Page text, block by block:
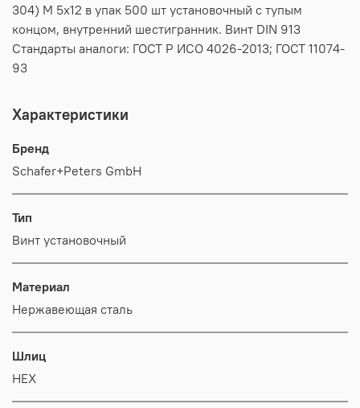
304) M 5х12 в упак 500 шт установочный с тупым
концом, внутренний шестигранник. Винт DIN 913
Стандарты аналоги: ГОСТ Р ИСО 4026-2013; ГОСТ 11074-
93
Характеристики
Бренд
Schafer+Peters GmbH
Тип
Винт установочный
Материал
Нержавеющая сталь
Шлиц
HEX